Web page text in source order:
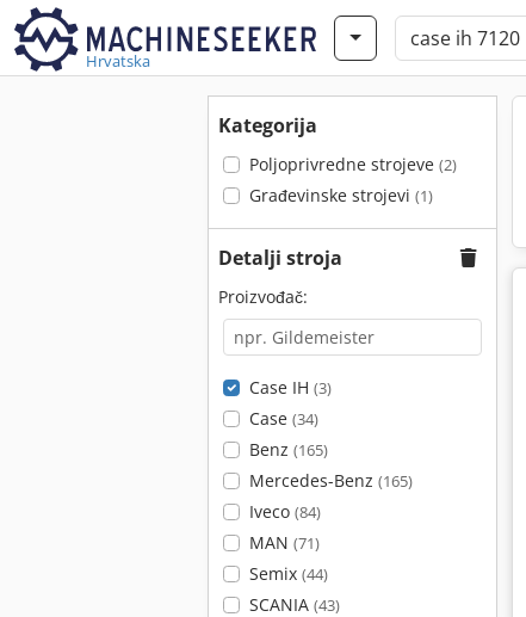
Hrvatska
Kategorija
Poljoprivredne strojeve (2)
Građevinske strojevi (1)
Detalji stroja
Proizvođač:
Case IH (3)
Case (34)
Benz (165)
Mercedes-Benz (165)
Iveco (84)
MAN (71)
Semix (44)
SCANIA (43)